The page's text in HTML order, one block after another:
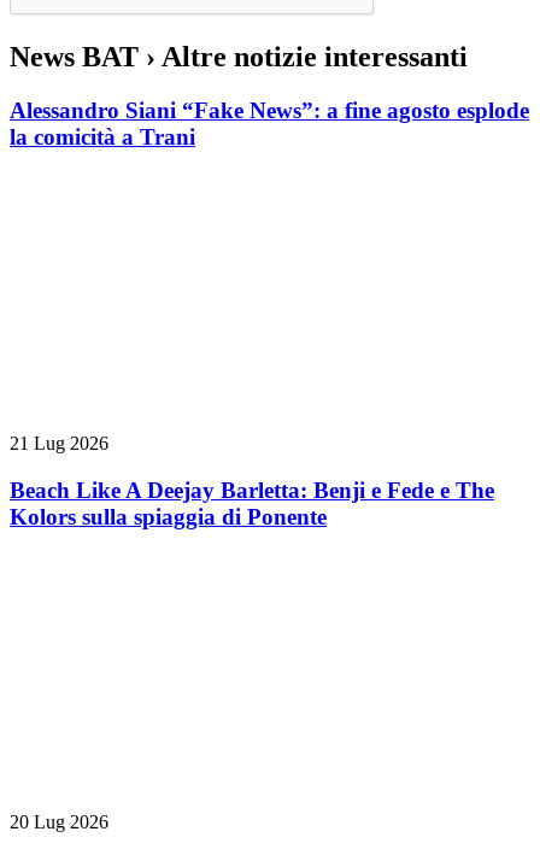
News BAT › Altre notizie interessanti
Alessandro Siani “Fake News”: a fine agosto esplode
la comicità a Trani
21 Lug 2026
Beach Like A Deejay Barletta: Benji e Fede e The
Kolors sulla spiaggia di Ponente
20 Lug 2026